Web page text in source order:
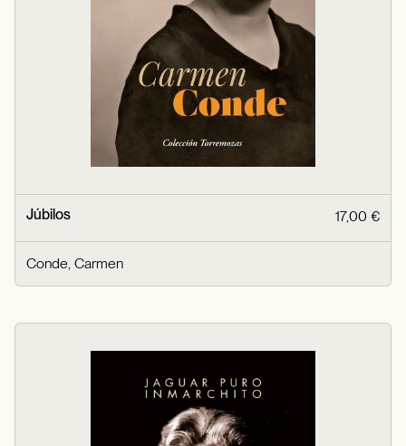
Júbilos 17,00 €
Conde, Carmen